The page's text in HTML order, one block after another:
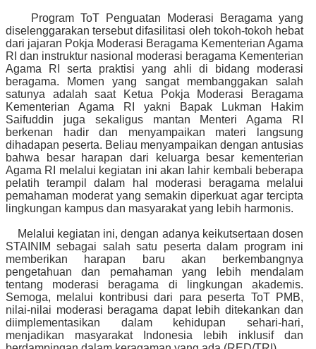
Program ToT Penguatan Moderasi Beragama yang
diselenggarakan tersebut difasilitasi oleh tokoh-tokoh hebat
dari jajaran Pokja Moderasi Beragama Kementerian Agama
RI dan instruktur nasional moderasi beragama Kementerian
Agama RI serta praktisi yang ahli di bidang moderasi
beragama. Momen yang sangat membanggakan salah
satunya adalah saat Ketua Pokja Moderasi Beragama
Kementerian Agama RI yakni Bapak Lukman Hakim
Saifuddin juga sekaligus mantan Menteri Agama RI
berkenan hadir dan menyampaikan materi langsung
dihadapan peserta. Beliau menyampaikan dengan antusias
bahwa besar harapan dari keluarga besar kementerian
Agama RI melalui kegiatan ini akan lahir kembali beberapa
pelatih terampil dalam hal moderasi beragama melalui
pemahaman moderat yang semakin diperkuat agar tercipta
lingkungan kampus dan masyarakat yang lebih harmonis.
Melalui kegiatan ini, dengan adanya keikutsertaan dosen
STAINIM sebagai salah satu peserta dalam program ini
memberikan harapan baru akan berkembangnya
pengetahuan dan pemahaman yang lebih mendalam
tentang moderasi beragama di lingkungan akademis.
Semoga, melalui kontribusi dari para peserta ToT PMB,
nilai-nilai moderasi beragama dapat lebih ditekankan dan
diimplementasikan dalam kehidupan sehari-hari,
menjadikan masyarakat Indonesia lebih inklusif dan